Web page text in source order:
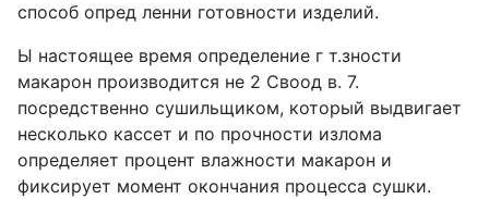
способ опред ленни готовности изделий.
Ы настоящее время определение г т.зности
макарон производится не 2 Своод в. 7.
посредственно сушильщиком, который выдвигает
несколько кассет и по прочности излома
определяет процент влажности макарон и
фиксирует момент окончания процесса сушки.